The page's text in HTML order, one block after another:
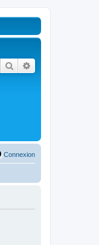
Rechercher
Connexion